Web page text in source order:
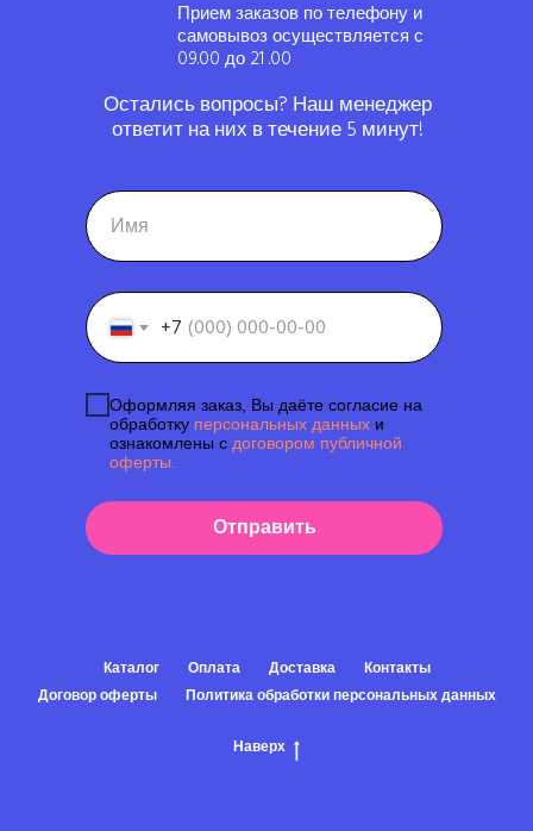
+7
Оформляя заказ, Вы даёте согласие на
обработку персональных данных и
ознакомлены с договором публичной
оферты.
Отправить
Прием заказов по телефону и
самовывоз осуществляется с
09.00 до 21 .00
Остались вопросы? Наш менеджер
ответит на них в течение 5 минут!
Каталог Оплата Доставка
Контакты
Договор оферты
Политика обработки персональных данных
Наверх